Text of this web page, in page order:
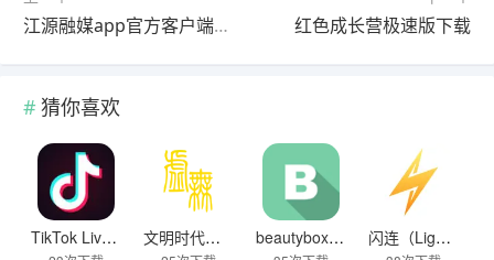
江源融媒app官方客户端下载 红色成长营极速版下载
猜你喜欢
TikTok Live Wallpaper 文明时代下载破解版无限金币最新版 beautybox 小绿盒正版最新免费下载 闪连（LightningX）加速器app